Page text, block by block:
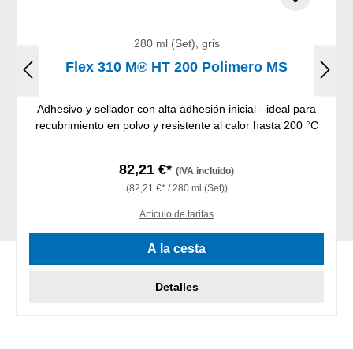
280 ml (Set), gris
Flex 310 M® HT 200 Polímero MS
Adhesivo y sellador con alta adhesión inicial - ideal para
recubrimiento en polvo y resistente al calor hasta 200 °C
82,21 €* (IVA incluido)
(82,21 €* / 280 ml (Set))
Artículo de tarifas
A la cesta
Detalles